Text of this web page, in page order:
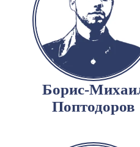
Борис-
Поптодоров